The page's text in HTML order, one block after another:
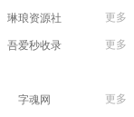
琳琅资源社
更多
吾爱秒收录
更多
字魂网
更多